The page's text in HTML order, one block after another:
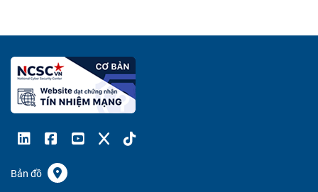
Bản đồ